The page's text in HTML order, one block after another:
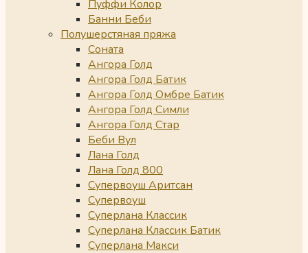
Пуффи Колор
Банни Беби
Полушерстяная пряжа
Соната
Ангора Голд
Ангора Голд Батик
Ангора Голд Омбре Батик
Ангора Голд Симли
Ангора Голд Стар
Беби Вул
Лана Голд
Лана Голд 800
Супервоуш Аритсан
Супервоуш
Суперлана Классик
Суперлана Классик Батик
Суперлана Макси